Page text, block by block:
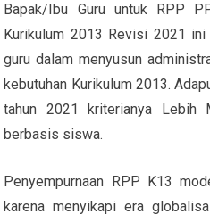
Bapak/Ibu Guru untuk RPP
Kurikulum 2013 Revisi 2021
guru dalam menyusun
kebutuhan Kurikulum 2013.
tahun 2021 kriterianya Lebih
berbasis siswa.
Penyempurnaan RPP K13
karena menyikapi era